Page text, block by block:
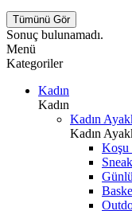
Tümünü Gör
Sonuç bulunamadı.
Menü
Kategoriler
Kadın
Kadın
Kadın
Kadın
Koşu